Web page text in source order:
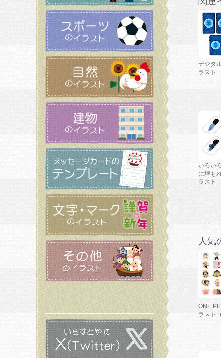
デジタ
ラスト
いろい
に埋も
ラスト
人気
ONE
ラスト